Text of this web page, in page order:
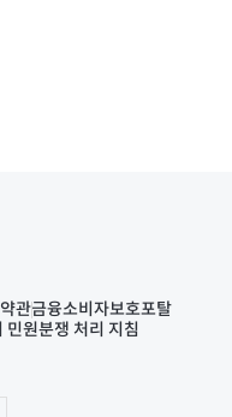
관금융소비자보호포탈
민원분쟁 처리 지침